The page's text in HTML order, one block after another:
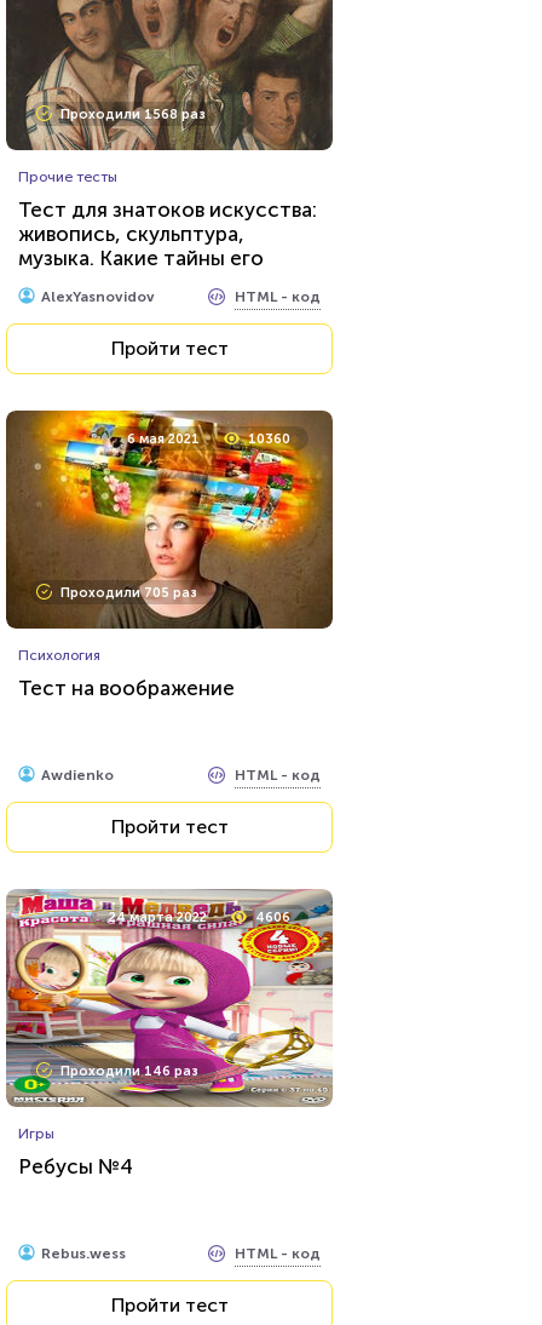
Проходили 1568 раз
Прочие тесты
Тест для знатоков искусства:
живопись, скульптура,
музыка. Какие тайны его
великих творцов вам
известны?
AlexYasnovidov HTML - код
Пройти тест
6 мая 2021 10360
Проходили 705 раз
Психология
Тест на воображение
Awdienko HTML - код
Пройти тест
24 марта 2022 4606
Проходили 146 раз
Игры
Ребусы №4
Rebus.wess HTML - код
Пройти тест